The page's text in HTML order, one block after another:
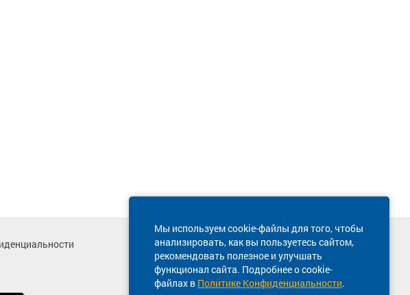
Мы используем cookie-файлы для того, чтобы
анализировать, как вы пользуетесь сайтом,
рекомендовать полезное и улучшать
функционал сайта. Подробнее о cookie-
файлах в Политике Конфиденциальности.
Техническая поддержка сайта
8 800 600-03-38